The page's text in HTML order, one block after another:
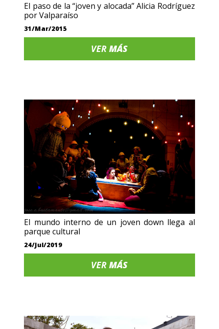
El paso de la “joven y alocada” Alicia Rodríguez
por Valparaíso
31/Mar/2015
VERMÁS
El mundo interno de un joven down llega al
parque cultural
24/Jul/2019
VERMÁS